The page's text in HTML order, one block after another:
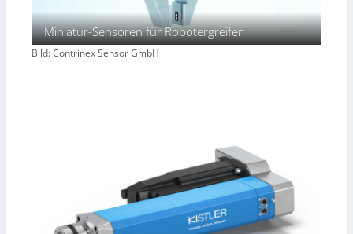
Miniatur-Sensoren für Robotergreifer
Bild: Contrinex Sensor GmbH